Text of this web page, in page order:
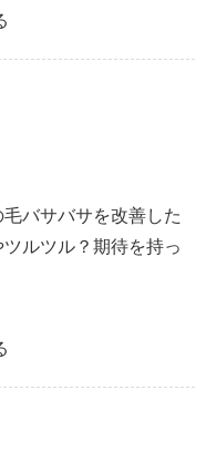
バサバサを改善した
ルツル？期待を持っ